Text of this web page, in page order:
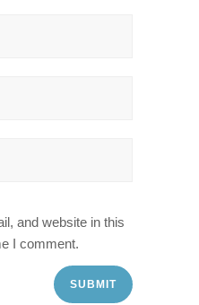
and website in this
I comment.